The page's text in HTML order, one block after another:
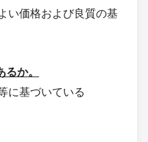
い価格および良質の基
か。
に基づいている